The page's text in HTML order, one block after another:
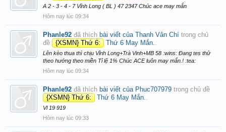
A 2 - 3 - 4 - 7 Vĩnh Long ( BL ) 47 2347 Chúc ace may mắn
Hôm nay lúc 09:34
Phanle92 đã thích bài viết của Thanh Vân Chí trong chủ
đề
{XSMN} Thứ 6: Thứ 6 May Mắn..
Lên kèo thua thì chịu Vĩnh Long+Trà Vinh+MB 58 :wins: Đang tes thử
theo hướng theo miền Tỉ lệ 1% Chúc ACE luôn may mắn.! :tea:
Hôm nay lúc 09:34
Phanle92 đã thích bài viết của Phuc707979 trong chủ đề
{XSMN} Thứ 6:
Thứ 6 May Mắn..
Vl 19 919
Hôm nay lúc 09:33